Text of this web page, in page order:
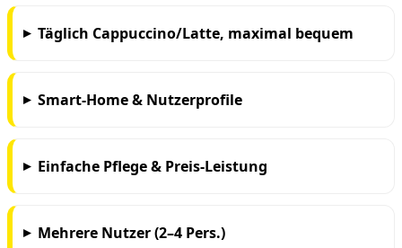
Täglich Cappuccino/Latte, maximal bequem
Smart-Home & Nutzerprofile
Einfache Pflege & Preis-Leistung
Mehrere Nutzer (2–4 Pers.)